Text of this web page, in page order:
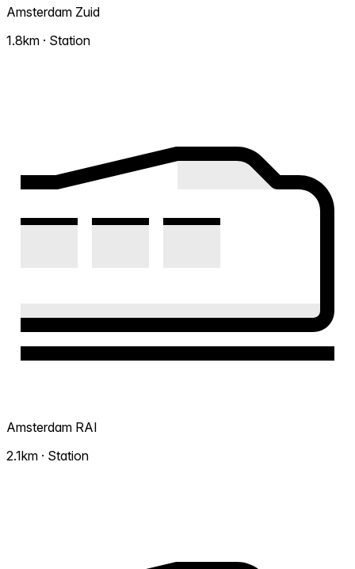
Amsterdam Zuid
1.8km · Station
Amsterdam RAI
2.1km · Station